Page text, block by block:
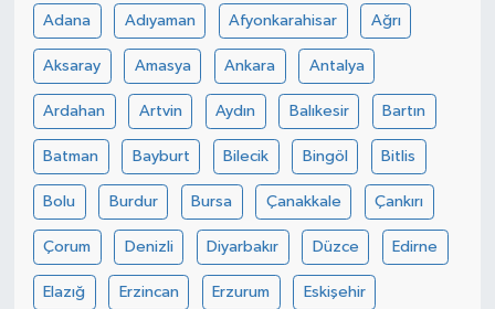
Adana Adıyaman Afyonkarahisar Ağrı
Aksaray Amasya Ankara Antalya
Ardahan Artvin Aydın Balıkesir Bartın
Batman Bayburt Bilecik Bingöl Bitlis
Bolu Burdur Bursa Çanakkale Çankırı
Çorum Denizli Diyarbakır Düzce Edirne
Elazığ Erzincan Erzurum Eskişehir
Sağlık & Yaşam
Siyaset
Spor
Yaşam